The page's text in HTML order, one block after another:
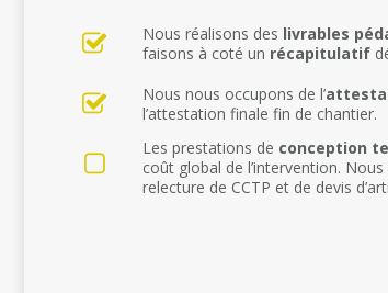
Nous réalisons des livrables
faisons à coté un récapitulatif
Nous nous occupons de l’
l’attestation finale fin de chantier.
Les prestations de conception
coût global de l’intervention.
relecture de CCTP et de devis